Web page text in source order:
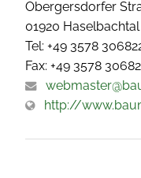
Obergersdorfer
01920
Tel: +49 3578
Fax: +49 3578
http://